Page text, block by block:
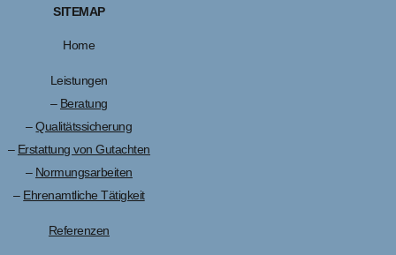
SITEMAP
Home
Leistungen
– Beratung
–Qualitätssicherung
– Erstattung von Gutachten
– Normungsarbeiten
– Ehrenamtliche Tätigkeit
Referenzen